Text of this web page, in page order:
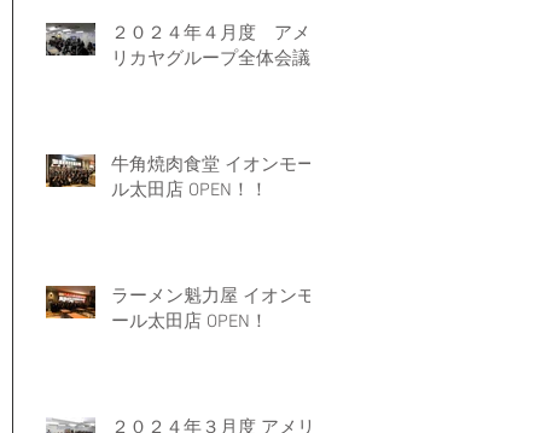
２０２４年４月度 アメ
リカヤグループ全体会議
牛角焼肉食堂 イオンモー
ル太田店 OPEN！！
ラーメン魁力屋 イオンモ
ール太田店 OPEN！
２０２４年３月度 アメリ